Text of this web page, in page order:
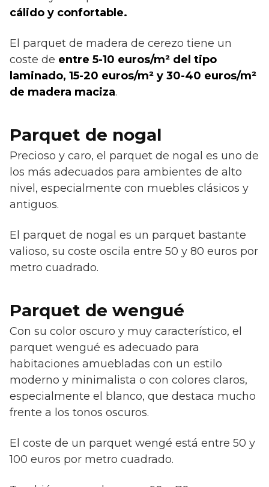
cálido y confortable.
El parquet de madera de cerezo tiene un
coste de entre 5-10 euros/m² del tipo
laminado, 15-20 euros/m² y 30-40 euros/m²
de madera maciza.
Parquet de nogal
Precioso y caro, el parquet de nogal es uno de
los más adecuados para ambientes de alto
nivel, especialmente con muebles clásicos y
antiguos.
El parquet de nogal es un parquet bastante
valioso, su coste oscila entre 50 y 80 euros por
metro cuadrado.
Parquet de wengué
Con su color oscuro y muy característico, el
parquet wengué es adecuado para
habitaciones amuebladas con un estilo
moderno y minimalista o con colores claros,
especialmente el blanco, que destaca mucho
frente a los tonos oscuros.
El coste de un parquet wengé está entre 50 y
100 euros por metro cuadrado.